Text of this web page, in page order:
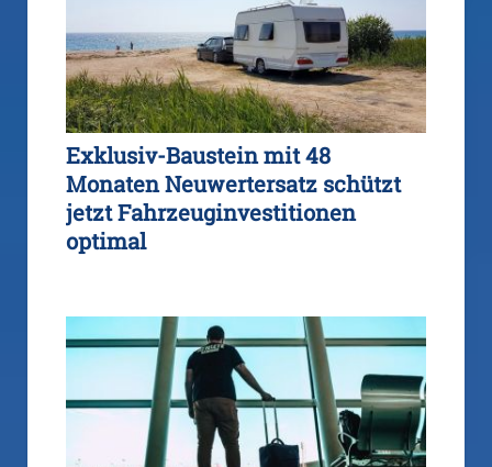
Exklusiv-Baustein mit 48
Monaten Neuwertersatz schützt
jetzt Fahrzeuginvestitionen
optimal